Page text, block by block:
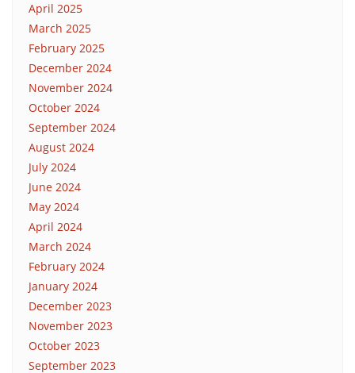
April 2025
March 2025
February 2025
December 2024
November 2024
October 2024
September 2024
August 2024
July 2024
June 2024
May 2024
April 2024
March 2024
February 2024
January 2024
December 2023
November 2023
October 2023
September 2023